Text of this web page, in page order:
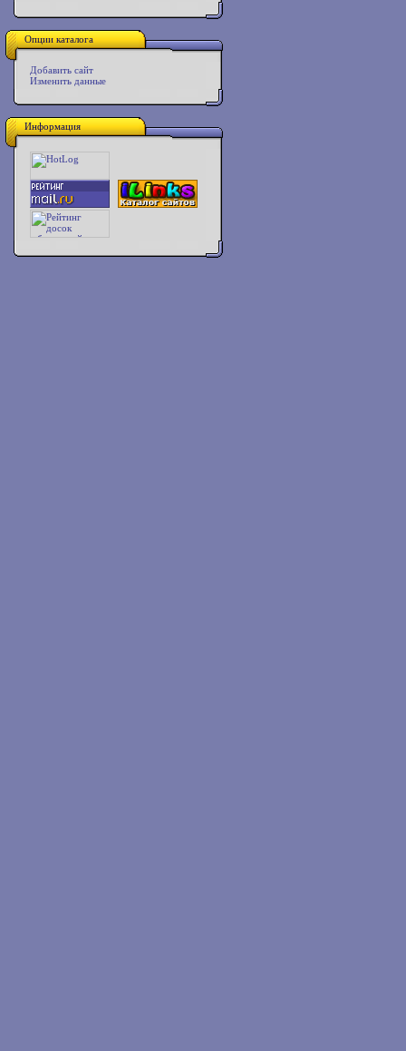
Опции каталога
Добавить сайт
Изменить данные
Информация